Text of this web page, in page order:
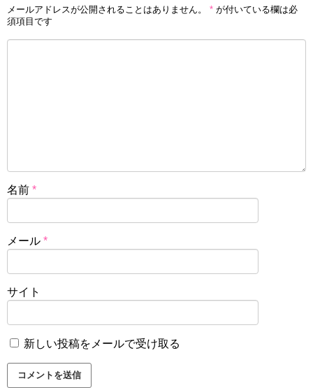
メールアドレスが公開されることはありません。 * が付いている欄は必
須項目です
名前 *
メール *
サイト
新しい投稿をメールで受け取る